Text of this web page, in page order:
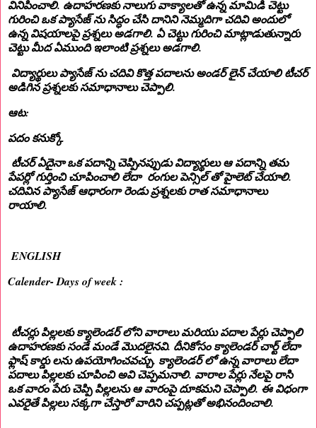
వినిపించాలి. ఉదాహరణకు నాలుగు వాక్యాలతో ఉన్న మామిడి చెట్టు
గురించి ఒక ప్యాసేజ్ ను సిద్ధం చేసి దానిని నెమ్మదిగా చదివి అందులో
ఉన్న విషయాలపై ప్రశ్నలు అడగాలి. ఏ చెట్టు గురించి మాట్లాడుతున్నారు
చెట్టు మీద ఏముంది ఇలాంటి ప్రశ్నలు అడగాలి.
విద్యార్థులు ప్యాసేజ్ ను చదివి కొత్త పదాలను అండర్ లైన్ చేయాలి టీచర్
అడిగిన ప్రశ్నలకు సమాధానాలు చెప్పాలి.
ఆట:
పదం కనుక్కో
టీచర్ ఏదైనా ఒక పదాన్ని చెప్పినప్పుడు విద్యార్థులు ఆ పదాన్ని తమ
పేపర్లో గుర్తించి చూపించాలి లేదా రంగుల పెన్సిల్ తో హైలెట్ చేయాలి.
చదివిన ప్యాసేజ్ ఆధారంగా రెండు ప్రశ్నలకు రాత సమాధానాలు
రాయాలి.
ENGLISH
Calender- Days of week :
టీచర్లు పిల్లలకు క్యాలెండర్ లోని వారాలు మరియు పదాల పేర్లు చెప్పాలి
ఉదాహరణకు సండే మండే మొదలైనవి. దీనికోసం క్యాలెండర్ చార్ట్ లేదా
ఫ్లాష్ కార్డు లను ఉపయోగించవచ్చు. క్యాలెండర్ లో ఉన్న వారాలు లేదా
పదాలు పిల్లలకు చూపించి అవి చెప్పమనాలి. వారాల పేర్లు నేలపై రాసి
ఒక వారం పేరు చెప్పి పిల్లలను ఆ వారంపై దూకమని చెప్పాలి. ఈ విధంగా
ఎవరైతే పిల్లలు సక్కగా చేస్తారో వారిని చప్పట్లతో అభినందించాలి.